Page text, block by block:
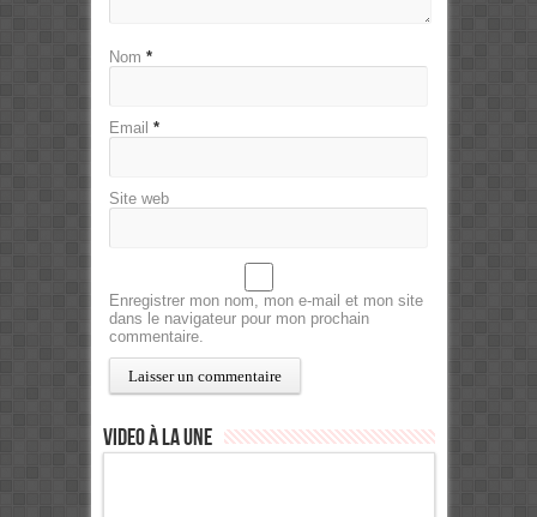
Nom *
Email *
Site web
Enregistrer mon nom, mon e-mail et mon site
dans le navigateur pour mon prochain
commentaire.
Video à la Une